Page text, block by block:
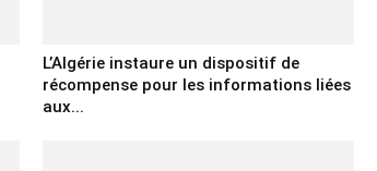
L’Algérie instaure un dispositif de
récompense pour les informations liées
aux...